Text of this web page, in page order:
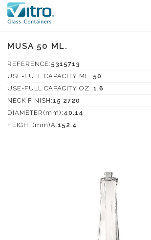
MUSA 50 ML.
REFERENCE: 5315713
USE-FULL CAPACITY ML.: 50
USE-FULL CAPACITY OZ.:1.6
NECK FINISH:15 2720
DIAMETER(mm): 40.14
HEIGHT(mm)A:152.4